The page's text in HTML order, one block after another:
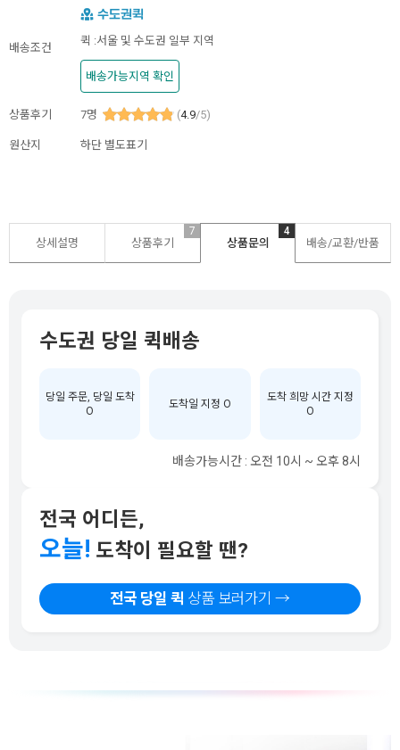
배송조건
퀵 :서울 및 수도권 일부 지역
배송가능지역 확인
상품후기 7명 (4.9/5)
원산지 하단 별도표기
상세설명 상품후기
7
상품문의
4
배송/교환/반품
수도권 당일 퀵배송
당일 주문, 당일 도착
O
도착일 지정 O
도착 희망 시간 지정
O
배송가능시간 : 오전 10시 ~ 오후 8시
전국 어디든,
오늘! 도착이 필요할 땐?
전국 당일 퀵 상품 보러가기 →